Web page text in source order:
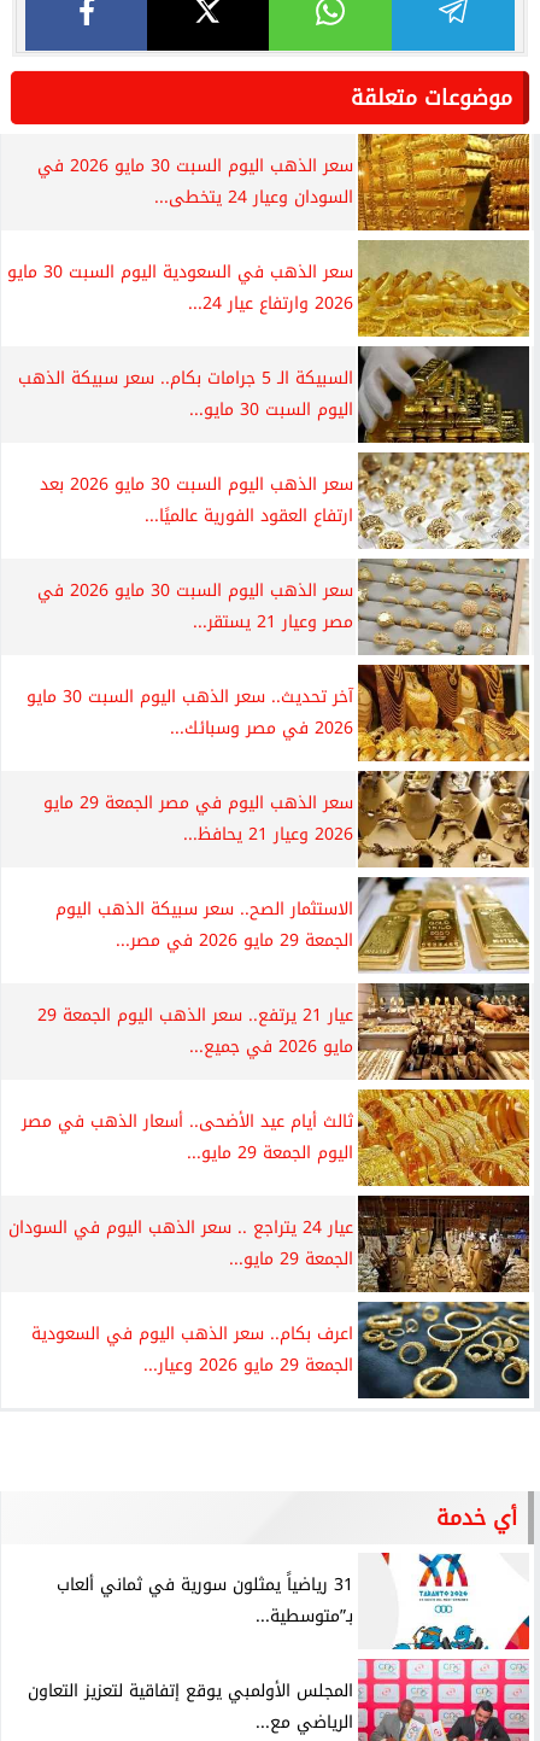
موضوعات متعلقة
سعر الذهب اليوم السبت 30 مايو 2026 في
السودان وعيار 24 يتخطى...
سعر الذهب في السعودية اليوم السبت 30 مايو
2026 وارتفاع عيار 24...
السبيكة الـ 5 جرامات بكام.. سعر سبيكة الذهب
اليوم السبت 30 مايو...
سعر الذهب اليوم السبت 30 مايو 2026 بعد
ارتفاع العقود الفورية عالميًا...
سعر الذهب اليوم السبت 30 مايو 2026 في
مصر وعيار 21 يستقر...
آخر تحديث.. سعر الذهب اليوم السبت 30 مايو
2026 في مصر وسبائك...
سعر الذهب اليوم في مصر الجمعة 29 مايو
2026 وعيار 21 يحافظ...
الاستثمار الصح.. سعر سبيكة الذهب اليوم
الجمعة 29 مايو 2026 في مصر...
عيار 21 يرتفع.. سعر الذهب اليوم الجمعة 29
مايو 2026 في جميع...
ثالث أيام عيد الأضحى.. أسعار الذهب في مصر
اليوم الجمعة 29 مايو...
عيار 24 يتراجع .. سعر الذهب اليوم في السودان
الجمعة 29 مايو...
اعرف بكام.. سعر الذهب اليوم في السعودية
الجمعة 29 مايو 2026 وعيار...
أي خدمة
31 رياضياً يمثلون سورية في ثماني ألعاب
بـ”متوسطية...
المجلس الأولمبي يوقع إتفاقية لتعزيز التعاون
الرياضي مع...